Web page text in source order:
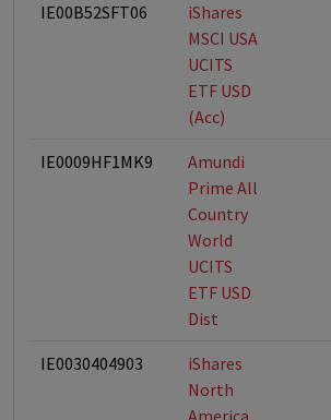
IE00B52SFT06
iShares
MSCI USA
UCITS
ETF USD
(Acc)
IE0009HF1MK9
Amundi
Prime All
Country
World
UCITS
ETF USD
Dist
IE0030404903
iShares
North
America